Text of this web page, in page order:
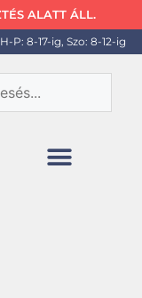
ALATT ÁLL.
H-P: 8-17-ig, Szo: 8-12-ig